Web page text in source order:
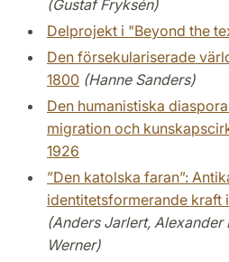
(Gustaf Fryksén)
Delprojekt i "Beyond the
Den försekulariserade
1800 (Hanne Sanders)
Den humanistiska
migration och
1926
”Den katolska faran”:
identitetsformerande kraft
(Anders Jarlert, Alexander
Werner)